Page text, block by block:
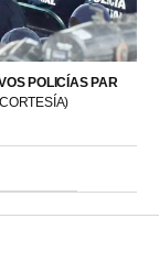
POLICÍAS PAR